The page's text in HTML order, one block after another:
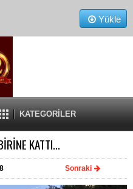
Yükle
KATEGORİLER
KATTI...
Sonraki